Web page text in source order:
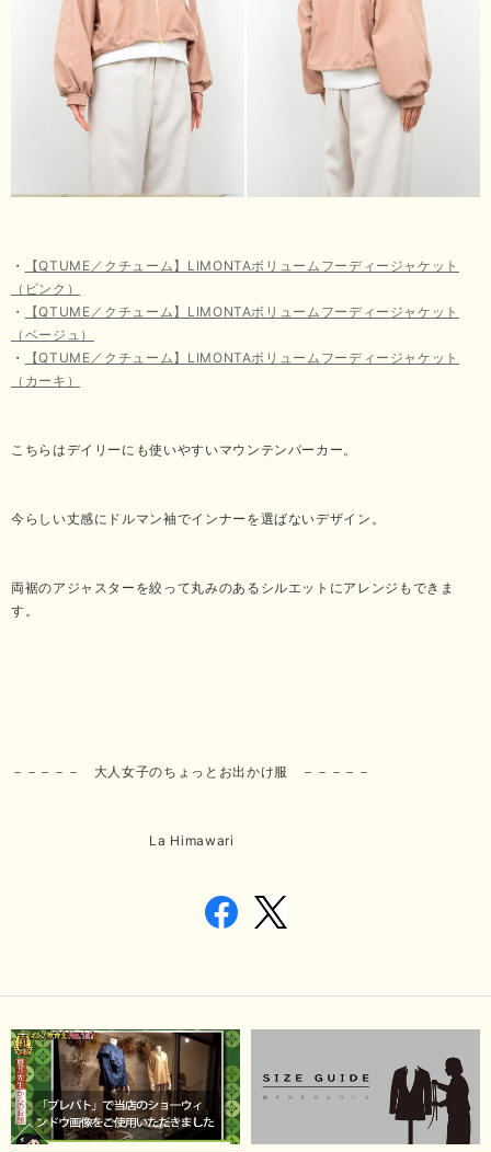
・
【QTUME／クチューム】LIMONTAボリュームフーディージャケット
（ピンク）
・
【QTUME／クチューム】LIMONTAボリュームフーディージャケット
（ベージュ）
・
【QTUME／クチューム】LIMONTAボリュームフーディージャケット
（カーキ）
こちらはデイリーにも使いやすいマウンテンパーカー。
今らしい丈感にドルマン袖でインナーを選ばないデザイン。
両裾のアジャスターを絞って丸みのあるシルエットにアレンジもできま
す。
－－－－－ 大人女子のちょっとお出かけ服 －－－－－
La Himawari